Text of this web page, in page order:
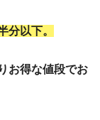
分以下。
お得な値段でお